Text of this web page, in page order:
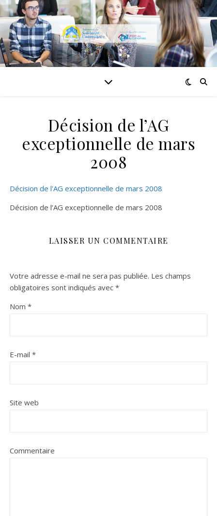
Décision de l’AG
exceptionnelle de mars
2008
Décision de l'AG exceptionnelle de mars 2008
Décision de l’AG exceptionnelle de mars 2008
LAISSER UN COMMENTAIRE
Votre adresse e-mail ne sera pas publiée. Les champs
obligatoires sont indiqués avec *
Nom *
E-mail *
Site web
Commentaire